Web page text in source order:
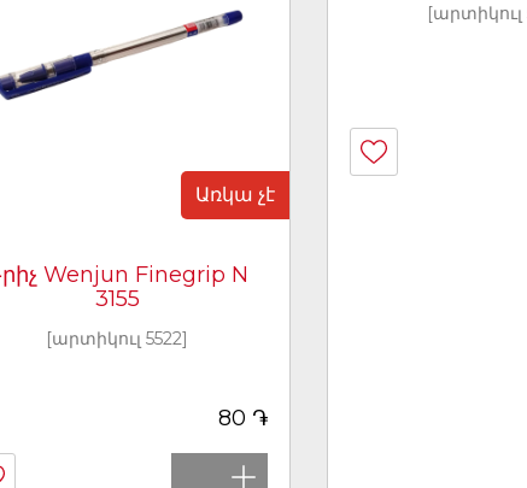
Առկա չէ
Wenjun Finegrip N
3155
[արտիկուլ 5522]
80 ֏
[արտիկուլ